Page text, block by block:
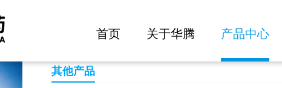
首页 关于华腾 产品中心
4,5-Dibromo-1H-pyrrole-2-carbohydrazide
其他产品